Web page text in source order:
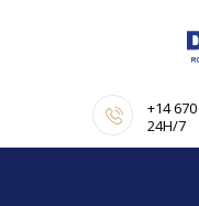
+14
24H/7